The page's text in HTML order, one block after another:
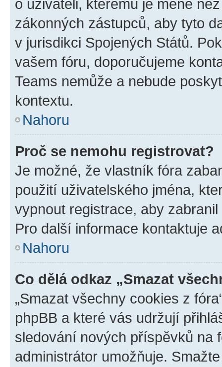
o uživateli, kterému je méně
zákonných zástupců, aby tyto
v jurisdikci Spojených Států.
vašem fóru, doporučujeme
Teams nemůže a nebude
kontextu.
Nahoru
Proč se nemohu registrovat?
Je možné, že vlastník fóra
použití uživatelského jména,
vypnout registrace, aby
Pro další informace kontaktuje
Nahoru
Co dělá odkaz „Smazat
„Smazat všechny cookies z
phpBB a které vás udržují
sledování nových příspěvků na
administrátor umožňuje.